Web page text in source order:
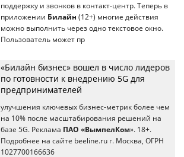
поддержку и звонков в контакт-центр. Теперь в
приложении Билайн (12+) многие действия
можно выполнить через одно текстовое окно.
Пользователь может пр
«Билайн бизнес» вошел в число лидеров
по готовности к внедрению 5G для
предпринимателей
улучшения ключевых бизнес-метрик более чем
на 10% после масштабирования решений на
базе 5G. Реклама ПАО «ВымпелКом». 18+.
Подробнее на сайте beeline.ru г. Москва, ОГРН
1027700166636